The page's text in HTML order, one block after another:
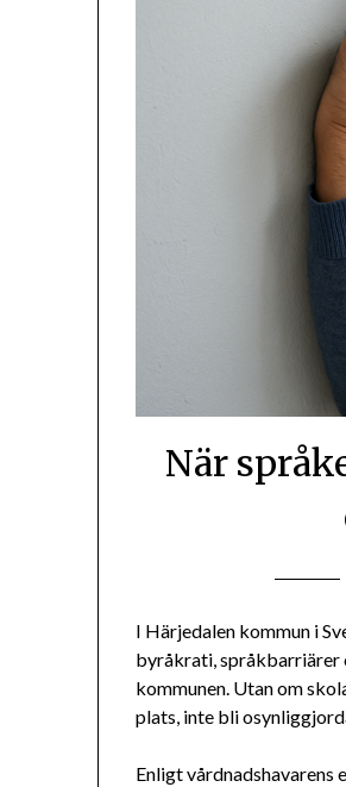
När
I Härjedalen kommun i
byråkrati, språkbarriärer
kommunen. Utan om
plats, inte bli
Enligt vårdnadshavarens